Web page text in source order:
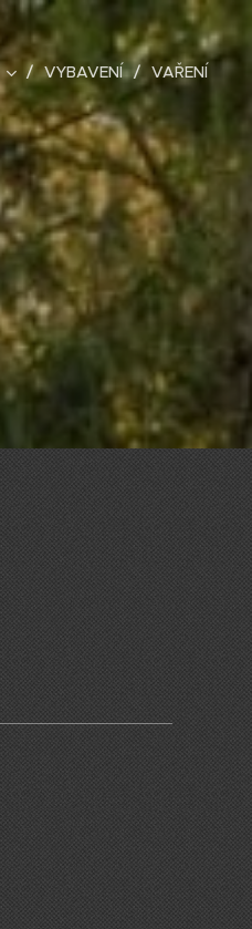
VYBAVENÍ VAŘENÍ